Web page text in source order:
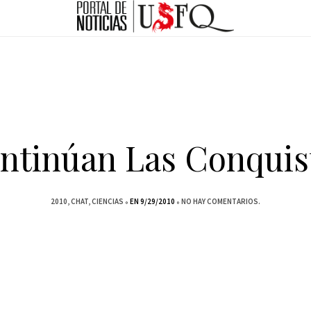
Las
2010 CHAT CIENCIAS EN 9/29/2010 NO HAY COMENTARIOS.